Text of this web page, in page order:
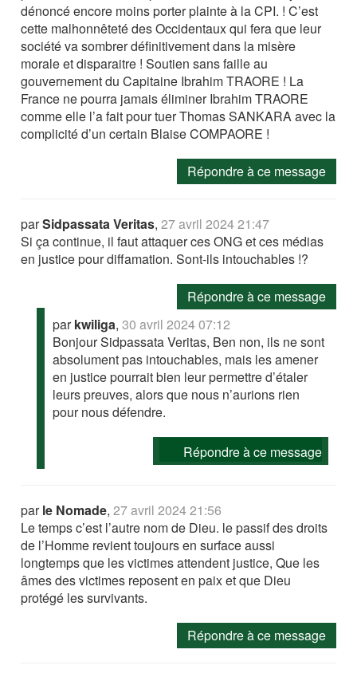
dénoncé encore moins porter plainte à la CPI. ! C’est
cette malhonnêteté des Occidentaux qui fera que leur
société va sombrer définitivement dans la misère
morale et disparaitre ! Soutien sans faille au
gouvernement du Capitaine Ibrahim TRAORE ! La
France ne pourra jamais éliminer Ibrahim TRAORE
comme elle l’a fait pour tuer Thomas SANKARA avec la
complicité d’un certain Blaise COMPAORE !
Répondre à ce message
parSidpassata Veritas,27 avril 2024 21:47
Si ça continue, il faut attaquer ces ONG et ces médias
en justice pour diffamation. Sont-ils intouchables !?
Répondre à ce message
parkwiliga,30 avril 2024 07:12
Bonjour Sidpassata Veritas, Ben non, ils ne sont
absolument pas intouchables, mais les amener
en justice pourrait bien leur permettre d’étaler
leurs preuves, alors que nous n’aurions rien
pour nous défendre.
Répondre à ce message
parle Nomade,27 avril 2024 21:56
Le temps c’est l’autre nom de Dieu. le passif des droits
de l’Homme revient toujours en surface aussi
longtemps que les victimes attendent justice, Que les
âmes des victimes reposent en paix et que Dieu
protégé les survivants.
Répondre à ce message